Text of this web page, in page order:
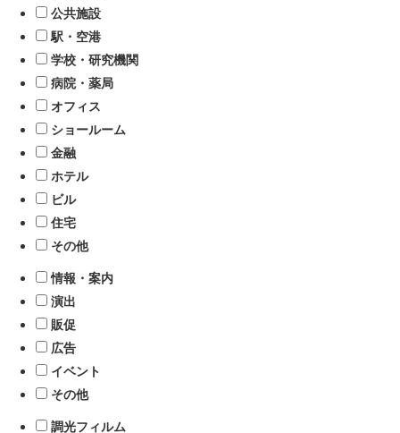
公共施設
駅・空港
学校・研究機関
病院・薬局
オフィス
ショールーム
金融
ホテル
ビル
住宅
その他
情報・案内
演出
販促
広告
イベント
その他
調光フィルム